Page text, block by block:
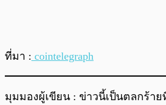
ที่มา : cointelegraph
มุมมองผู้เขียน : ข่าวนี้เป็นตลกร้า